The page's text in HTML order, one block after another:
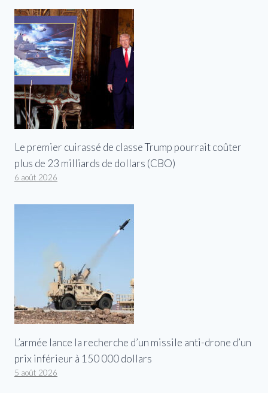
Le premier cuirassé de classe Trump pourrait coûter
plus de 23 milliards de dollars (CBO)
6 août 2026
L’armée lance la recherche d’un missile anti-drone d’un
prix inférieur à 150 000 dollars
5 août 2026